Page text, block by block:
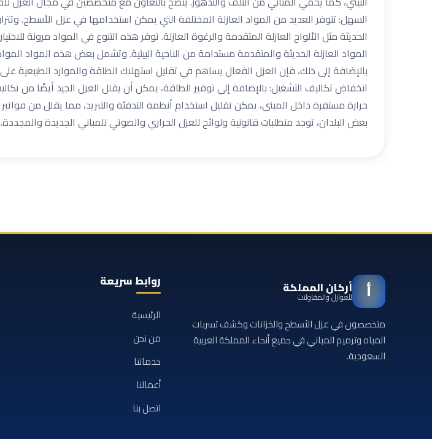
السهل: تتوفر العديد من المواد العازلة المختلفة التي يمكن استخدامها في عزل الأسطح.
الحديثة مثل الألواح العازلة المتقدمة والرغوة العازلة. توفر هذه التنوع في المواد مرونة
المواد العازلة الحديثة والمتقدمة مستدامة من الناحية البيئية. وتشمل بعض هذه المواد
بالإضافة إلى ذلك، فإن العزل الفعال يساهم في تقليل استهلاك الطاقة والموارد الطبيعية
انخفاض تكاليف التشغيل: بالإضافة إلى توفير الطاقة، يمكن أن يقلل العزل الجيد أيضًا من
حرارة مستقرة داخل المبنى، يمكن تقليل استخدام أنظمة التدفئة والتبريد، مما يقلل من
بعض البلدان، توجد متطلبات قانونية ولوائح للعزل الحراري والصوتي للمباني الجديدة
أ أركان المملكة
للعوازل والمقاولات
متخصصون في عزل الأسطح والخزانات وكشف تسربات
المياه وترميم المباني في جميع أنحاء المملكة العربية
السعودية.
روابط سريعة
الرئيسية
من نحن
خدماتنا
أعمالنا
اتصل بنا